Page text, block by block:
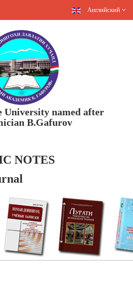
Английский
University named after
B.Gafurov
NOTES